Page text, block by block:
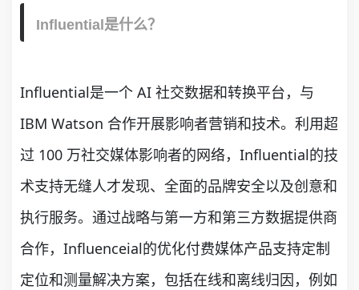
Influential是什么？
Influential是一个 AI 社交数据和转换平台，与
IBM Watson 合作开展影响者营销和技术。利用超
过 100 万社交媒体影响者的网络，Influential的技
术支持无缝人才发现、全面的品牌安全以及创意和
执行服务。通过战略与第一方和第三方数据提供商
合作，Influenceial的优化付费媒体产品支持定制
定位和测量解决方案，包括在线和离线归因，例如